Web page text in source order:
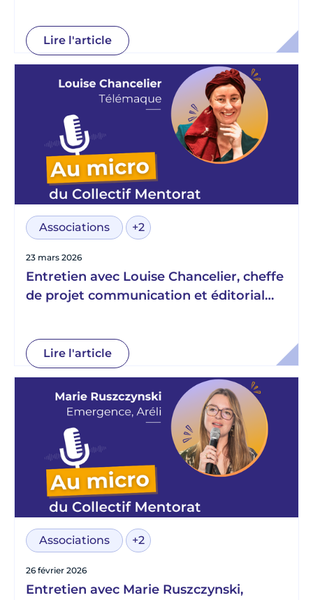
Lire l'article
Associations +2
23 mars 2026
Entretien avec Louise Chancelier, cheffe
de projet communication et éditorial
Lire l'article
Associations +2
26 février 2026
Entretien avec Marie Ruszczynski,